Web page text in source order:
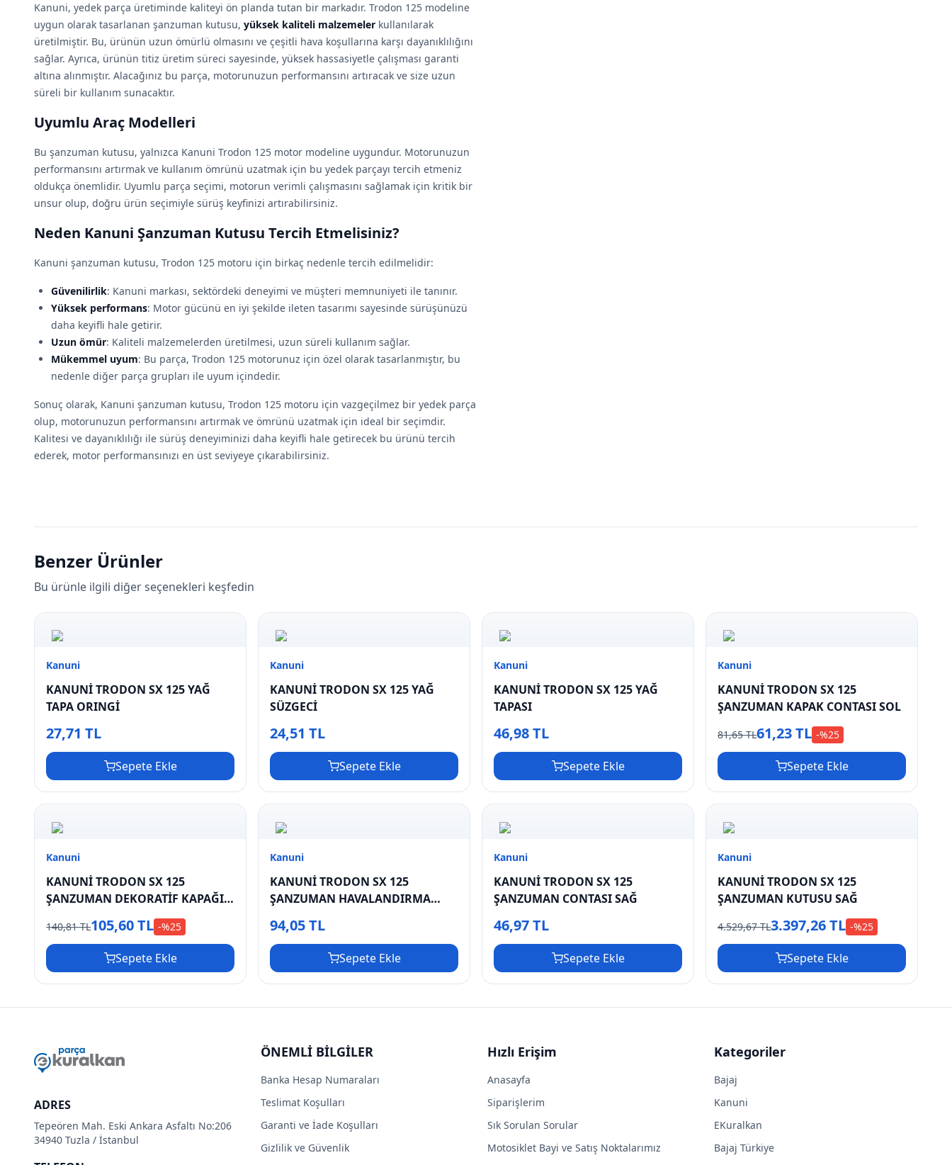
Kanuni, yedek parça üretiminde kaliteyi ön planda tutan bir markadır. Trodon 125 modeline
uygun olarak tasarlanan şanzuman kutusu, yüksek kaliteli malzemeler kullanılarak
üretilmiştir. Bu, ürünün uzun ömürlü olmasını ve çeşitli hava koşullarına karşı dayanıklılığını
sağlar. Ayrıca, ürünün titiz üretim süreci sayesinde, yüksek hassasiyetle çalışması garanti
altına alınmıştır. Alacağınız bu parça, motorunuzun performansını artıracak ve size uzun
süreli bir kullanım sunacaktır.
Uyumlu Araç Modelleri
Bu şanzuman kutusu, yalnızca Kanuni Trodon 125 motor modeline uygundur. Motorunuzun
performansını artırmak ve kullanım ömrünü uzatmak için bu yedek parçayı tercih etmeniz
oldukça önemlidir. Uyumlu parça seçimi, motorun verimli çalışmasını sağlamak için kritik bir
unsur olup, doğru ürün seçimiyle sürüş keyfinizi artırabilirsiniz.
Neden Kanuni Şanzuman Kutusu Tercih Etmelisiniz?
Kanuni şanzuman kutusu, Trodon 125 motoru için birkaç nedenle tercih edilmelidir:
Güvenilirlik: Kanuni markası, sektördeki deneyimi ve müşteri memnuniyeti ile tanınır.
Yüksek performans: Motor gücünü en iyi şekilde ileten tasarımı sayesinde sürüşünüzü
daha keyifli hale getirir.
Uzun ömür: Kaliteli malzemelerden üretilmesi, uzun süreli kullanım sağlar.
Mükemmel uyum: Bu parça, Trodon 125 motorunuz için özel olarak tasarlanmıştır, bu
nedenle diğer parça grupları ile uyum içindedir.
Sonuç olarak, Kanuni şanzuman kutusu, Trodon 125 motoru için vazgeçilmez bir yedek parça
olup, motorunuzun performansını artırmak ve ömrünü uzatmak için ideal bir seçimdir.
Kalitesi ve dayanıklılığı ile sürüş deneyiminizi daha keyifli hale getirecek bu ürünü tercih
ederek, motor performansınızı en üst seviyeye çıkarabilirsiniz.
Benzer Ürünler
Bu ürünle ilgili diğer seçenekleri keşfedin
Kanuni
KANUNİ TRODON SX 125 YAĞ
TAPA ORINGİ
27,71 TL
Sepete Ekle
Kanuni
KANUNİ TRODON SX 125 YAĞ
SÜZGECİ
24,51 TL
Sepete Ekle
Kanuni
KANUNİ TRODON SX 125 YAĞ
TAPASI
46,98 TL
Sepete Ekle
Kanuni
KANUNİ TRODON SX 125
ŞANZUMAN KAPAK CONTASI SOL
81,65 TL61,23 TL -%25
Sepete Ekle
Kanuni
KANUNİ TRODON SX 125
ŞANZUMAN DEKORATİF KAPAĞI
140,81 TL105,60 TL -%25
Sepete Ekle
Kanuni
KANUNİ TRODON SX 125
ŞANZUMAN HAVALANDIRMA
94,05 TL
Sepete Ekle
Kanuni
KANUNİ TRODON SX 125
ŞANZUMAN CONTASI SAĞ
46,97 TL
Sepete Ekle
Kanuni
KANUNİ TRODON SX 125
ŞANZUMAN KUTUSU SAĞ
4.529,67 TL3.397,26 TL -%25
Sepete Ekle
ADRES
Tepeören Mah. Eski Ankara Asfaltı No:206
34940 Tuzla / İstanbul
ÖNEMLİ BİLGİLER
Banka Hesap Numaraları
Teslimat Koşulları
Garanti ve İade Koşulları
Gizlilik ve Güvenlik
Hızlı Erişim
Anasayfa
Siparişlerim
Sık Sorulan Sorular
Motosiklet Bayi ve Satış Noktalarımız
Kategoriler
Bajaj
Kanuni
EKuralkan
Bajaj Türkiye